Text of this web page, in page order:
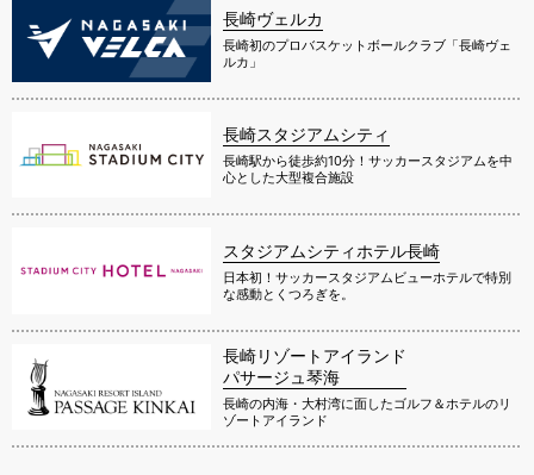
長崎ヴェルカ
長崎初のプロバスケットボールクラブ「長崎ヴェ
ルカ」
長崎スタジアムシティ
長崎駅から徒歩約10分！サッカースタジアムを中
心とした大型複合施設
スタジアムシティホテル長崎
日本初！サッカースタジアムビューホテルで特別
な感動とくつろぎを。
長崎リゾートアイランド
パサージュ琴海
長崎の内海・大村湾に面したゴルフ＆ホテルのリ
ゾートアイランド